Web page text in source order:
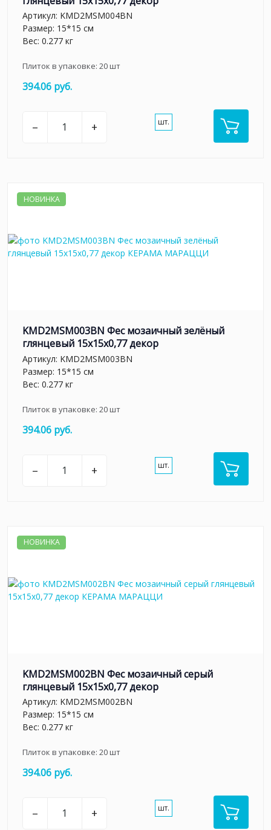
Артикул: KMD2MSM004BN
Размер: 15*15 см
Вес: 0.277 кг
Плиток в упаковке: 20шт
394.06 руб.
– + шт.
НОВИНКА
KMD2MSM003BN Фес мозаичный зелёный
глянцевый 15x15x0,77 декор
Артикул: KMD2MSM003BN
Размер: 15*15 см
Вес: 0.277 кг
Плиток в упаковке: 20шт
394.06 руб.
– + шт.
НОВИНКА
KMD2MSM002BN Фес мозаичный серый
глянцевый 15x15x0,77 декор
Артикул: KMD2MSM002BN
Размер: 15*15 см
Вес: 0.277 кг
Плиток в упаковке: 20шт
394.06 руб.
– + шт.